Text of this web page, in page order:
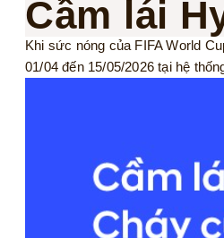
Cầm lái
Khi sức nóng của FIFA World
01/04 đến 15/05/2026 tại hệ